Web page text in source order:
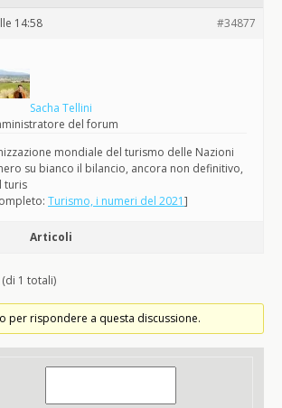
14:58 #34877
Sacha Tellini
del forum
mondiale del turismo delle Nazioni
su bianco il bilancio, ancora non definitivo,
turis
Turismo, i numeri del 2021]
Articoli
1 totali)
per rispondere a questa discussione.